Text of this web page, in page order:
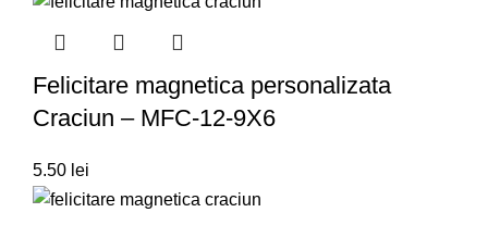
Felicitare magnetica personalizata
Craciun – MFC-12-9X6
5.50 lei